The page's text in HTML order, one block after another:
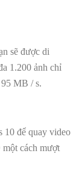
sẽ được di
1.200 ảnh chỉ
MB / s.
10 để quay video
cách mượt